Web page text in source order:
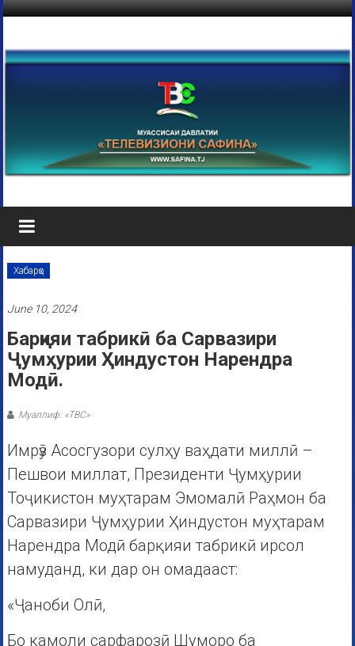
Хабарҳо
June 10, 2024
Барқияи табрикӣ ба Сарвазири
Ҷумҳурии Ҳиндустон Нарендра
Модӣ.
Муаллиф: «ТВС»
Имрӯз Асосгузори сулҳу ваҳдати миллӣ –
Пешвои миллат, Президенти Ҷумҳурии
Тоҷикистон муҳтарам Эмомалӣ Раҳмон ба
Сарвазири Ҷумҳурии Ҳиндустон муҳтарам
Нарендра Модӣ барқияи табрикӣ ирсол
намуданд, ки дар он омадааст:
«Ҷаноби Олӣ,
Бо камоли сарфарозӣ Шуморо ба